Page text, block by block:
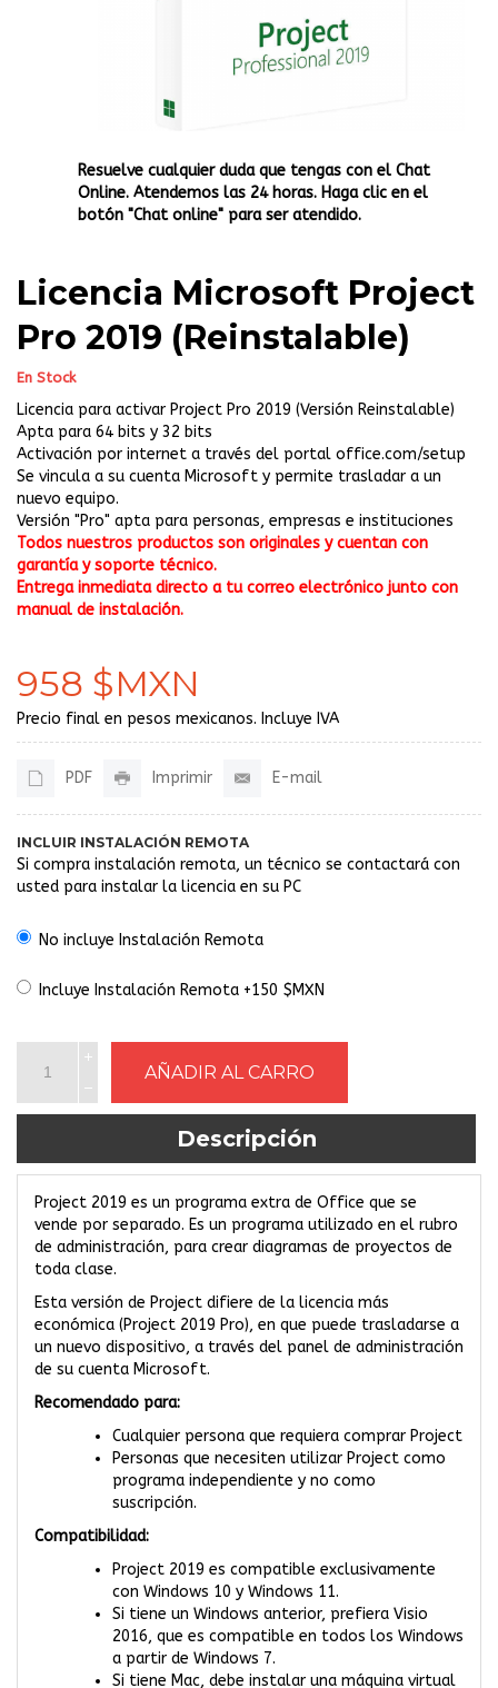
Resuelve cualquier duda que tengas con el Chat
Online. Atendemos las 24 horas. Haga clic en el
botón "Chat online" para ser atendido.
Licencia Microsoft Project
Pro 2019 (Reinstalable)
En Stock
Licencia para activar Project Pro 2019 (Versión Reinstalable)
Apta para 64 bits y 32 bits
Activación por internet a través del portal office.com/setup
Se vincula a su cuenta Microsoft y permite trasladar a un
nuevo equipo.
Versión "Pro" apta para personas, empresas e instituciones
Todos nuestros productos son originales y cuentan con
garantía y soporte técnico.
Entrega inmediata directo a tu correo electrónico junto con
manual de instalación.
958 $MXN
Precio final en pesos mexicanos. Incluye IVA
PDF Imprimir E-mail
INCLUIR INSTALACIÓN REMOTA
Si compra instalación remota, un técnico se contactará con
usted para instalar la licencia en su PC
No incluye Instalación Remota
Incluye Instalación Remota +150 $MXN
Descripción
Project 2019 es un programa extra de Office que se
vende por separado. Es un programa utilizado en el rubro
de administración, para crear diagramas de proyectos de
toda clase.
Esta versión de Project difiere de la licencia más
económica (Project 2019 Pro), en que puede trasladarse a
un nuevo dispositivo, a través del panel de administración
de su cuenta Microsoft.
Recomendado para:
Cualquier persona que requiera comprar Project
Personas que necesiten utilizar Project como
programa independiente y no como
suscripción.
Compatibilidad:
Project 2019 es compatible exclusivamente
con Windows 10 y Windows 11.
Si tiene un Windows anterior, prefiera Visio
2016, que es compatible en todos los Windows
a partir de Windows 7.
Si tiene Mac, debe instalar una máquina virtual